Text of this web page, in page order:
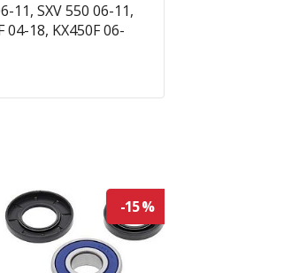
11, SXV 550 06-11,
04-18, KX450F 06-
-15 %